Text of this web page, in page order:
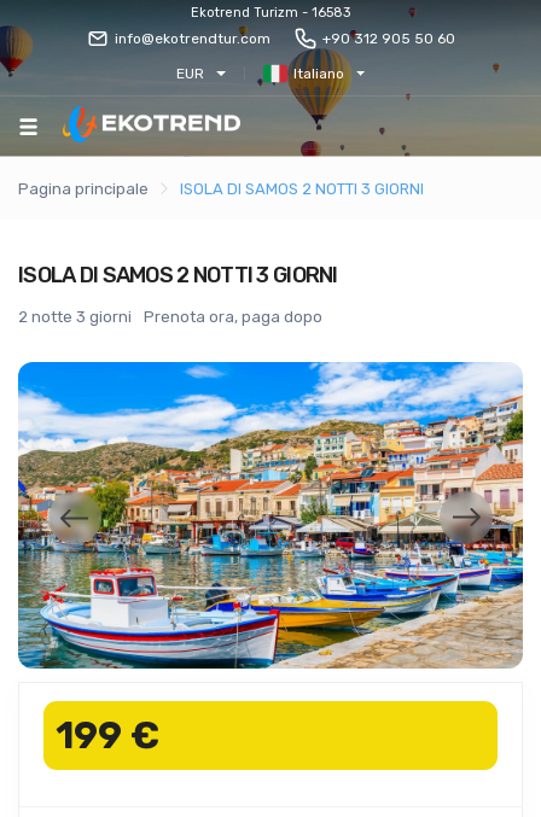
Ekotrend Turizm - 16583
info@ekotrendtur.com +90 312 905 50 60
EUR Italiano
Pagina principale ISOLA DI SAMOS 2 NOTTI 3 GIORNI
ISOLA DI SAMOS 2 NOTTI 3 GIORNI
2 notte 3 giorni Prenota ora, paga dopo
199 €